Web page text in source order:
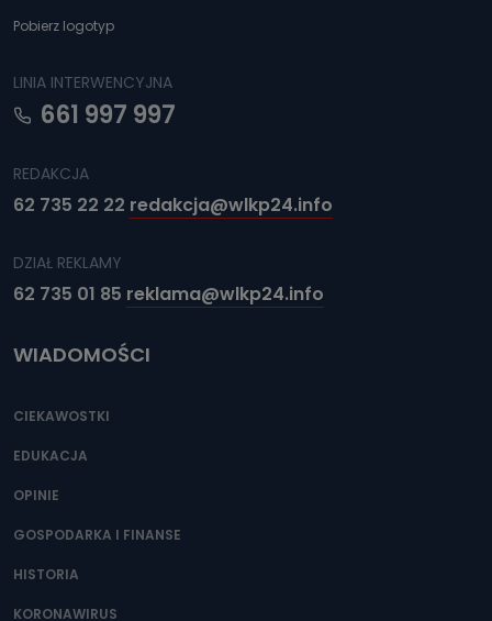
Pobierz logotyp
LINIA INTERWENCYJNA
661 997 997
REDAKCJA
62 735 22 22 redakcja@wlkp24.info
DZIAŁ REKLAMY
62 735 01 85 reklama@wlkp24.info
WIADOMOŚCI
CIEKAWOSTKI
EDUKACJA
OPINIE
GOSPODARKA I FINANSE
HISTORIA
KORONAWIRUS